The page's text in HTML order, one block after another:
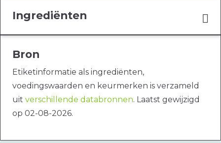
Ingrediënten
Bron
Etiketinformatie als ingrediënten,
voedingswaarden en keurmerken is verzameld
uit verschillende databronnen. Laatst gewijzigd
op 02-08-2026.